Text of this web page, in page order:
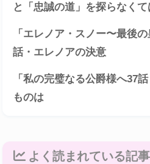
と「忠誠の道」を探らなくて
「エレノア・スノー〜最後
話・エレノアの決意
「私の完璧なる公爵様へ37
ものは
よく読まれている記事